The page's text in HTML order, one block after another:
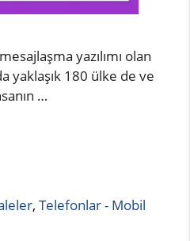
yazılımı olan
yaklaşık 180 ülke de ve
…
,Telefonlar - Mobil